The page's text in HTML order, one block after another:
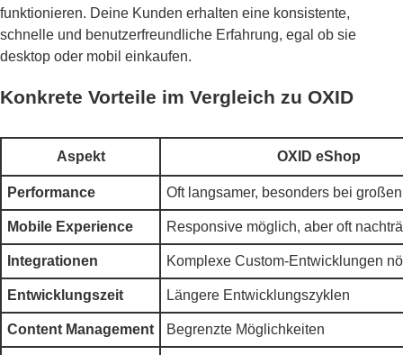
funktionieren. Deine Kunden erhalten eine konsistente,
schnelle und benutzerfreundliche Erfahrung, egal ob sie
desktop oder mobil einkaufen.
Konkrete Vorteile im Vergleich zu OXID
Aspekt OXID eShop
Performance Oft langsamer, besonders bei
Mobile Experience Responsive möglich, aber oft
Integrationen Komplexe Custom-Entwicklungen
Entwicklungszeit Längere Entwicklungszyklen
Content Management Begrenzte Möglichkeiten